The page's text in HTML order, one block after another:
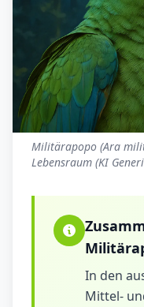
Militärapopo (Ara
Lebensraum (KI
In den
Mittel-